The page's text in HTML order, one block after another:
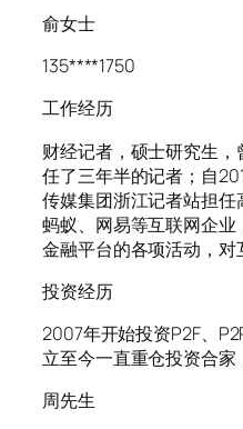
俞女士
135****1750
工作经历
财经记者，硕士研究生
任了三年半的记者；自
传媒集团浙江记者站担任
蚂蚁、网易等互联网企
金融平台的各项活动，对
投资经历
2007年开始投资P2F、
立至今一直重仓投资合家
周先生